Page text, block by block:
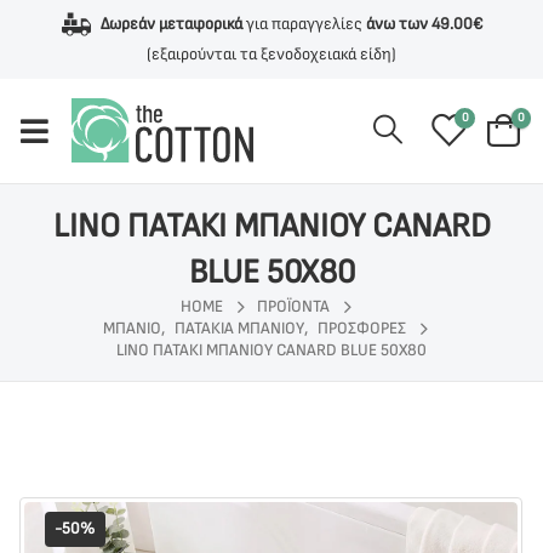
Δωρεάν μεταφορικάγια παραγγελίες άνω των 49.00€
(εξαιρούνται τα ξενοδοχειακά είδη)
0 0
LINO ΠΑΤΑΚΙ ΜΠΑΝΙΟΥ CANARD
BLUE 50X80
HOME
ΠΡΟΪΌΝΤΑ
ΜΠΑΝΙΟ, ΠΑΤΑΚΙΑ ΜΠΑΝΙΟΥ, ΠΡΟΣΦΟΡΕΣ
LINO ΠΑΤΑΚΙ ΜΠΑΝΙΟΥ CANARD BLUE 50X80
-50%